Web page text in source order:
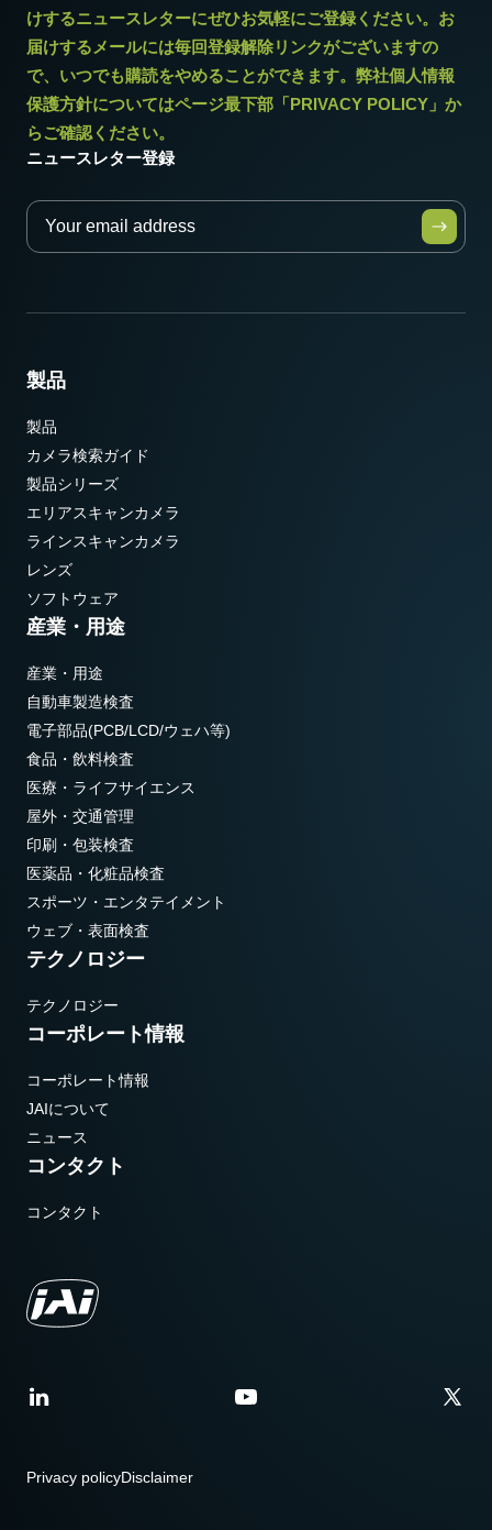
けするニュースレターにぜひお気軽にご登録ください。お
届けするメールには毎回登録解除リンクがございますの
で、いつでも購読をやめることができます。弊社個人情報
保護方針についてはページ最下部「PRIVACY POLICY」か
らご確認ください。
ニュースレター登録
製品
製品
カメラ検索ガイド
製品シリーズ
エリアスキャンカメラ
ラインスキャンカメラ
レンズ
ソフトウェア
産業・用途
産業・用途
自動車製造検査
電子部品(PCB/LCD/ウェハ等)
食品・飲料検査
医療・ライフサイエンス
屋外・交通管理
印刷・包装検査
医薬品・化粧品検査
スポーツ・エンタテイメント
ウェブ・表面検査
テクノロジー
テクノロジー
コーポレート情報
コーポレート情報
JAIについて
ニュース
コンタクト
コンタクト
Privacy policyDisclaimer